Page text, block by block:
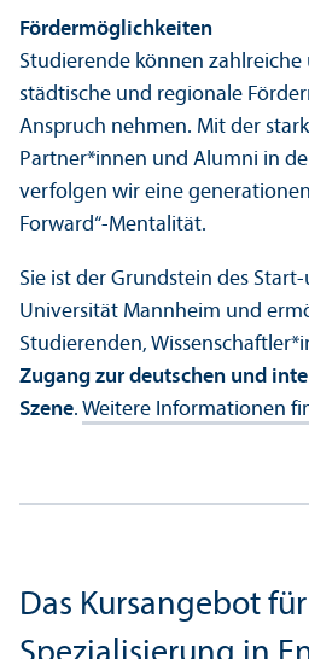
Förder­möglichkeiten
Studierende können
städtische und regionale
Anspruch nehmen. Mit der
Partner*innen und Alumni in
verfolgen wir eine
Forward“-Mentalität.
Sie ist der Grundstein des
Universität Mannheim und
Studierenden,
Zugang zur deutschen und
Szene. Weitere Informationen
Das Kursangebot